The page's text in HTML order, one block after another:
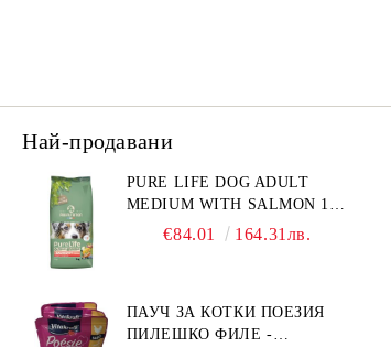
Най-продавани
PURE LIFE DOG ADULT
MEDIUM WITH SALMON 12
КГ - ПЪЛНОЦЕННА ХРАНА
ОТ 10 – 25 КГ, СЪС СЬОМГА.
БЕЗ ЗЪРНО, БЕЗ ГЛУТЕН.
€84.01 164.31лв.
ПАУЧ ЗА КОТКИ ПОЕЗИЯ
ПИЛЕШКО ФИЛЕ -